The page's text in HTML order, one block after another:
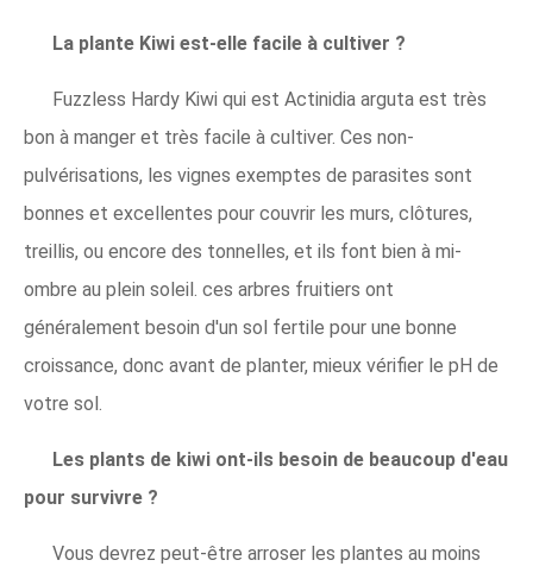
La plante Kiwi est-elle facile à cultiver ?
Fuzzless Hardy Kiwi qui est Actinidia arguta est très
bon à manger et très facile à cultiver. Ces non-
pulvérisations, les vignes exemptes de parasites sont
bonnes et excellentes pour couvrir les murs, clôtures,
treillis, ou encore des tonnelles, et ils font bien à mi-
ombre au plein soleil. ces arbres fruitiers ont
généralement besoin d'un sol fertile pour une bonne
croissance, donc avant de planter, mieux vérifier le pH de
votre sol.
Les plants de kiwi ont-ils besoin de beaucoup d'eau
pour survivre ?
Vous devrez peut-être arroser les plantes au moins